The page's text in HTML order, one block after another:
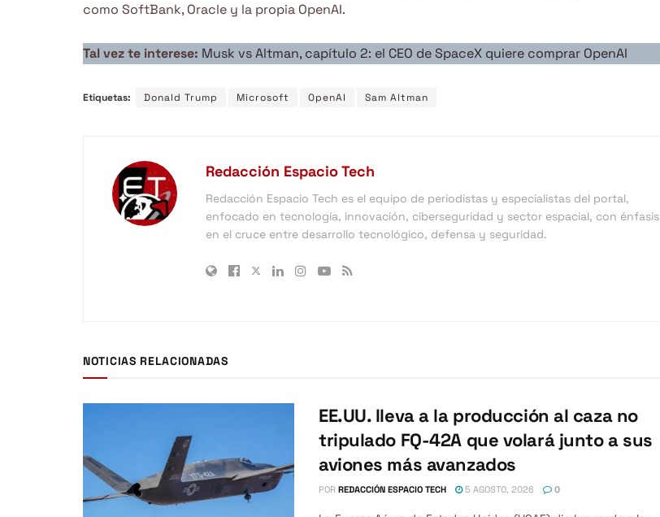
como SoftBank, Oracle y la propia OpenAI.
Tal vez te interese: Musk vs Altman, capítulo 2: el CEO de SpaceX quiere comprar OpenAI
Etiquetas: Donald Trump Microsoft OpenAI Sam Altman
Redacción Espacio Tech
Redacción Espacio Tech es el equipo de periodistas y especialistas del portal,
enfocado en tecnología, innovación, ciberseguridad y sector espacial, con énfasis
en el cruce entre desarrollo tecnológico, defensa y seguridad.
NOTICIAS RELACIONADAS
EE.UU. lleva a la producción al caza no
tripulado FQ-42A que volará junto a sus
aviones más avanzados
POR REDACCIÓN ESPACIO TECH 5 AGOSTO, 2026 0